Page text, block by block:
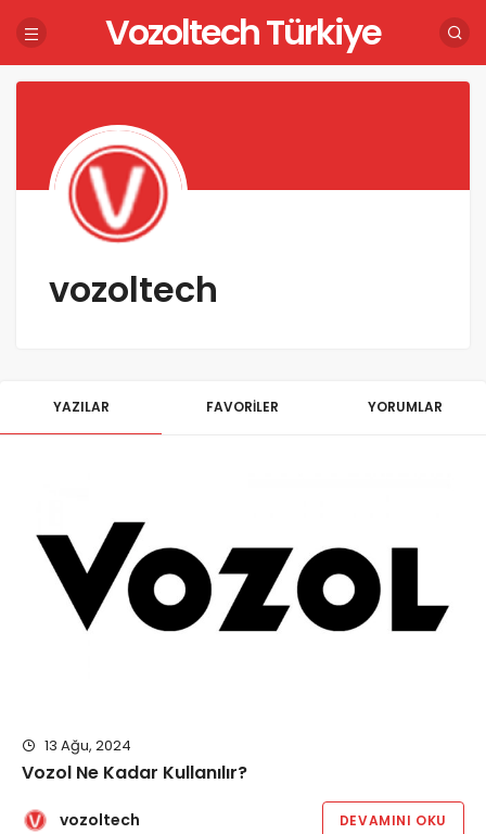
Vozoltech Türkiye
vozoltech
YAZILAR FAVORILER YORUMLAR
13 Ağu, 2024
Vozol Ne Kadar Kullanılır?
vozoltech DEVAMINI OKU